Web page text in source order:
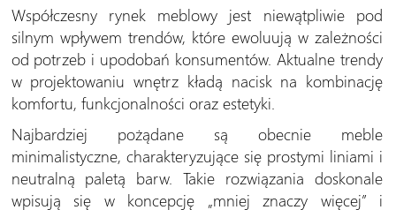
Współczesny rynek meblowy jest niewątpliwie pod
silnym wpływem trendów, które ewoluują w zależności
od potrzeb i upodobań konsumentów. Aktualne trendy
w projektowaniu wnętrz kładą nacisk na kombinację
komfortu, funkcjonalności oraz estetyki.
Najbardziej pożądane są obecnie meble
minimalistyczne, charakteryzujące się prostymi liniami i
neutralną paletą barw. Takie rozwiązania doskonale
wpisują się w koncepcję „mniej znaczy więcej” i